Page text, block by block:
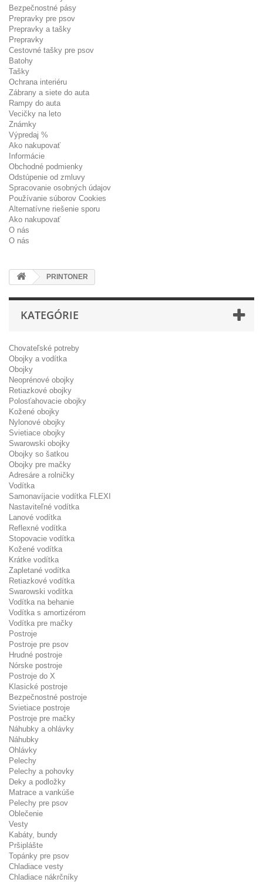
Bezpečnostné pásy
Prepravky pre psov
Prepravky a tašky
Prepravky
Cestovné tašky pre psov
Batohy
Tašky
Ochrana interiéru
Zábrany a siete do auta
Rampy do auta
Vecičky na leto
Známky
Výpredaj %
Ako nakupovať
Informácie
Obchodné podmienky
Odstúpenie od zmluvy
Spracovanie osobných údajov
Používanie súborov Cookies
Alternatívne riešenie sporu
Ako nakupovať
O nás
O nás
PRINTONER
KATEGÓRIE
Chovateľské potreby
Obojky a vodítka
Obojky
Neoprénové obojky
Retiazkové obojky
Polosťahovacie obojky
Kožené obojky
Nylonové obojky
Svietiace obojky
Swarowski obojky
Obojky so šatkou
Obojky pre mačky
Adresáre a rolničky
Vodítka
Samonavíjacie vodítka FLEXI
Nastaviteľné vodítka
Lanové vodítka
Reflexné vodítka
Stopovacie vodítka
Kožené vodítka
Krátke vodítka
Zapletané vodítka
Retiazkové vodítka
Swarowski vodítka
Vodítka na behanie
Vodítka s amortizérom
Vodítka pre mačky
Postroje
Postroje pre psov
Hrudné postroje
Nórske postroje
Postroje do X
Klasické postroje
Bezpečnostné postroje
Svietiace postroje
Postroje pre mačky
Náhubky a ohlávky
Náhubky
Ohlávky
Pelechy
Pelechy a pohovky
Deky a podložky
Matrace a vankúše
Pelechy pre psov
Oblečenie
Vesty
Kabáty, bundy
Pršiplášte
Topánky pre psov
Chladiace vesty
Chladiace nákrčníky